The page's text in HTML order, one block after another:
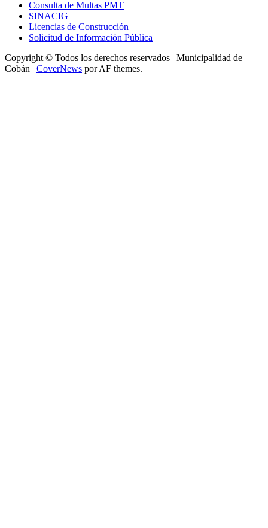
Consulta de Multas PMT
SINACIG
Licencias de Construcción
Solicitud de Información Pública
Copyright © Todos los derechos reservados | Municipalidad de
Cobán | CoverNews por AF themes.